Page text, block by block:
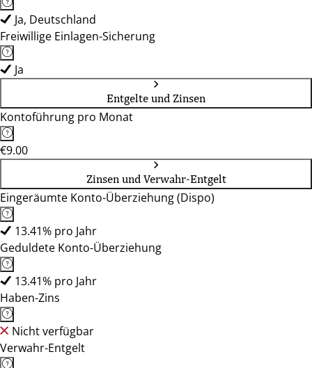
Ja, Deutschland
Freiwillige Einlagen-Sicherung
Ja
Entgelte und Zinsen
Kontoführung pro Monat
€9.00
Zinsen und Verwahr-Entgelt
Eingeräumte Konto-Überziehung (Dispo)
13.41% pro Jahr
Geduldete Konto-Überziehung
13.41% pro Jahr
Haben-Zins
Nicht verfügbar
Verwahr-Entgelt